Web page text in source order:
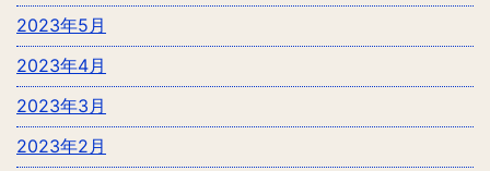
2023年5月
2023年4月
2023年3月
2023年2月